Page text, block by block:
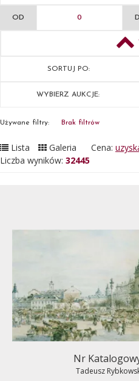
OD
SORTUJ PO:
WYBIERZ AUKCJE:
Używane filtry: Brak filtrów
Lista Galeria Cena:
Liczba wyników: 32445
Nr
Tadeusz